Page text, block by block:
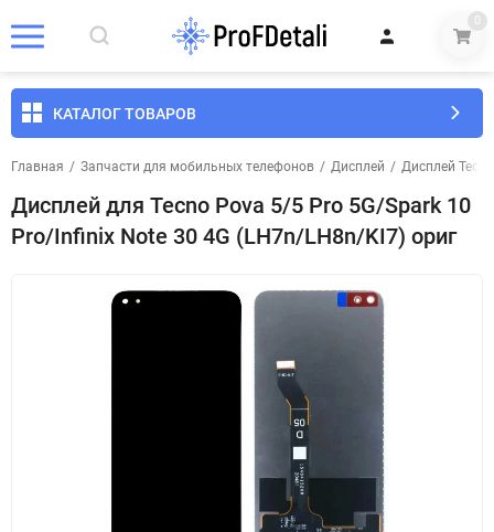
0
КАТАЛОГ ТОВАРОВ
Главная / Запчасти для мобильных телефонов / Дисплей / Дисплей Tecno
Дисплей для Tecno Pova 5/5 Pro 5G/Spark 10
Pro/Infinix Note 30 4G (LH7n/LH8n/KI7) ориг